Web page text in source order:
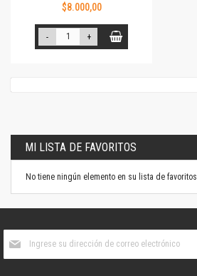
$8.000,00
- +
MI LISTA DE FAVORITOS
No tiene ningún elemento en su lista de favoritos.
boletín